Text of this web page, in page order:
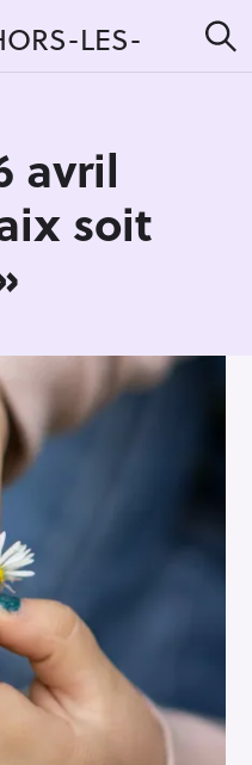
LES-
e
avril
soit